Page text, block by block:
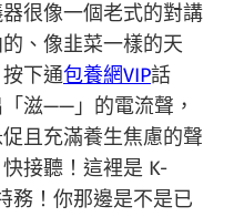
很像一個老式的對講
、像韭菜一樣的天
下通包養網VIP話
滋——」的電流聲，
且充滿養生焦慮的聲
接聽！這裡是 K-
務！你那邊是不是已